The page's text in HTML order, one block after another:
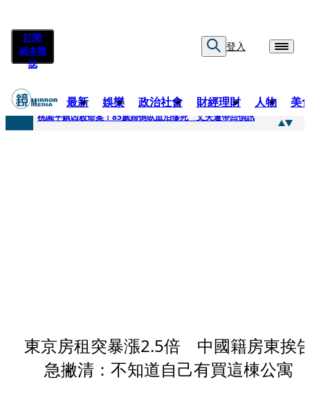
訂閱
紙本雜
誌
登入
最新 娛樂 政治社會 財經理財 人物 美
快訊
桃園平鎮凶殺命案！85歲婦倒臥血泊慘死 丈夫遭帶回偵訊
東京房租突暴漲2.5倍 中國籍房東挨
急撇清：不知道自己有買這棟公寓